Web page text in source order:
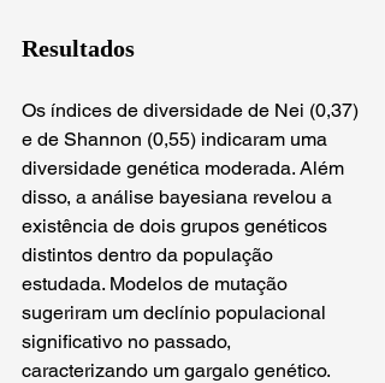
Resultados
Os índices de diversidade de Nei (0,37)
e de Shannon (0,55) indicaram uma
diversidade genética moderada. Além
disso, a análise bayesiana revelou a
existência de dois grupos genéticos
distintos dentro da população
estudada. Modelos de mutação
sugeriram um declínio populacional
significativo no passado,
caracterizando um gargalo genético.